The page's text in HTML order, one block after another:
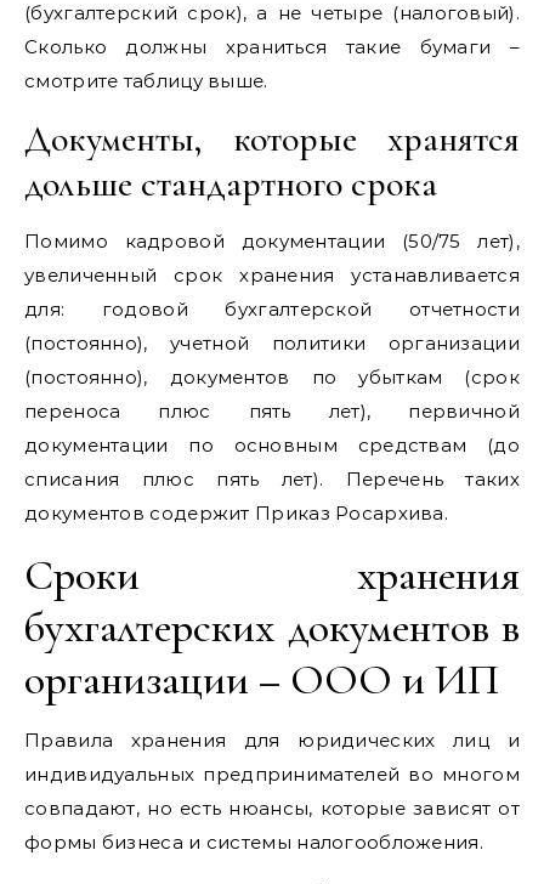
(бухгалтерский срок), а не четыре (налоговый).
Сколько должны храниться такие бумаги –
смотрите таблицу выше.
Документы, которые хранятся
дольше стандартного срока
Помимо кадровой документации (50/75 лет),
увеличенный срок хранения устанавливается
для: годовой бухгалтерской отчетности
(постоянно), учетной политики организации
(постоянно), документов по убыткам (срок
переноса плюс пять лет), первичной
документации по основным средствам (до
списания плюс пять лет). Перечень таких
документов содержит Приказ Росархива.
Сроки хранения
бухгалтерских документов в
организации – ООО и ИП
Правила хранения для юридических лиц и
индивидуальных предпринимателей во многом
совпадают, но есть нюансы, которые зависят от
формы бизнеса и системы налогообложения.